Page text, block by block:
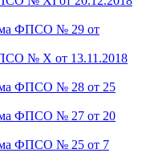
ФПСО № 29 от
№ X от 13.11.2018
ФПСО № 28 от 25
ФПСО № 27 от 20
ФПСО № 25 от 7